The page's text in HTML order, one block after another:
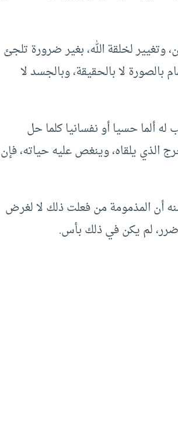
لخلقة الله، بغير ضرورة تلجئ
بالصورة لا بالحقيقة، وبالجسد لا
ألما حسيا أو نفسانيا كلما حل
الذي يلقاه، وينغص عليه حياته، فإن
أن المذمومة من فعلت ذلك لا لغرض
ضرر، لم يكن في ذلك بأس.